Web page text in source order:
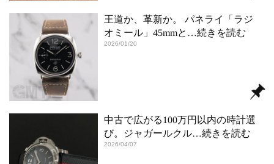
王道か、革新か。 パネライ「ラジ
オミール」45mmと …続きを読む
2026/01/20
中古で広がる100万円以内の時計選
び。ジャガールクル…続きを読む
2026/04/07